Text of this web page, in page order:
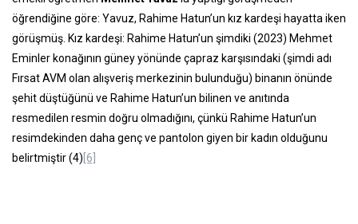
öğrendiğine göre: Yavuz, Rahime Hatun’un kız kardeşi hayatta iken
görüşmüş. Kız kardeşi: Rahime Hatun’un şimdiki (2023) Mehmet
Eminler konağının güney yönünde çapraz karşısındaki (şimdi adı
Fırsat AVM olan alışveriş merkezinin bulunduğu) binanın önünde
şehit düştüğünü ve Rahime Hatun’un bilinen ve anıtında
resmedilen resmin doğru olmadığını, çünkü Rahime Hatun’un
resimdekinden daha genç ve pantolon giyen bir kadın olduğunu
belirtmiştir (4) [6]